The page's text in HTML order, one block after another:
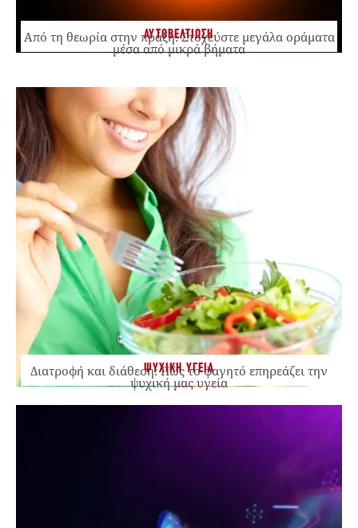
ΑΥΤΟΒΕΛΤΙΩΣΗ
Από τη θεωρία στην πράξη: Στοχεύστε μεγάλα οράματα
μέσα από μικρά βήματα
ΨΥΧΙΚΗ ΥΓΕΙΑ
Διατροφή και διάθεση: Πώς το φαγητό επηρεάζει την
ψυχική μας υγεία